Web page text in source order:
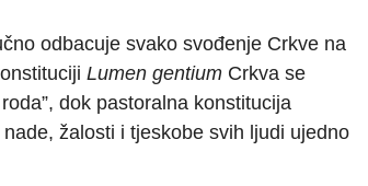
odbacuje svako svođenje Crkve na
Lumen gentium Crkva se
dok pastoralna konstitucija
žalosti i tjeskobe svih ljudi ujedno